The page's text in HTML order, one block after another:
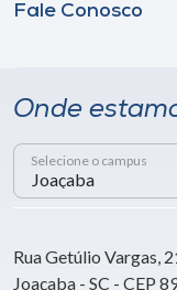
Fale Conosco
Onde
Selecione o campus
Rua Getúlio Vargas,
Joaçaba - SC - CEP